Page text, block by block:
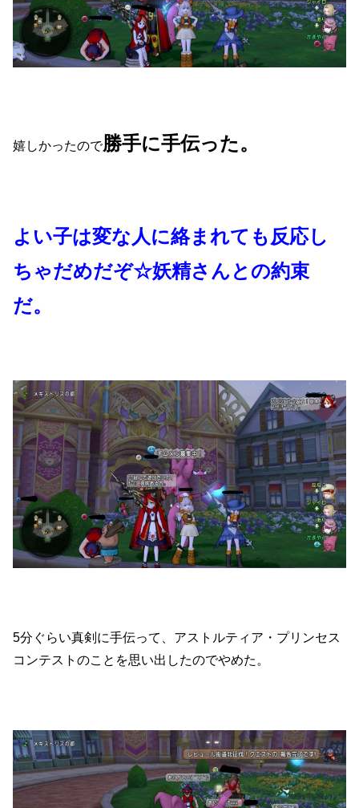
嬉しかったので勝手に手伝った。
よい子は変な人に絡まれても反応し
ちゃだめだぞ☆妖精さんとの約束
だ。
5分ぐらい真剣に手伝って、アストルティア・プリンセス
コンテストのことを思い出したのでやめた。